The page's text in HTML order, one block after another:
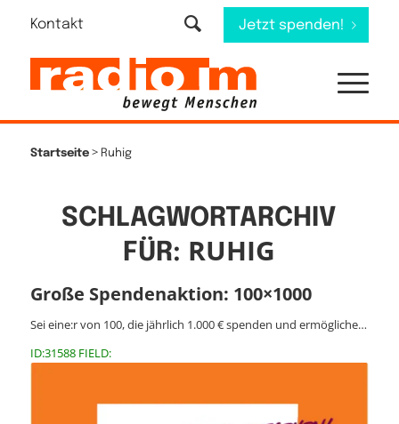
Kontakt Jetzt spenden!
Startseite> Ruhig
SCHLAGWORTARCHIV
FÜR: RUHIG
Große Spendenaktion: 100×1000
Sei eine:r von 100, die jährlich 1.000 € spenden und ermögliche…
ID:31588 FIELD: